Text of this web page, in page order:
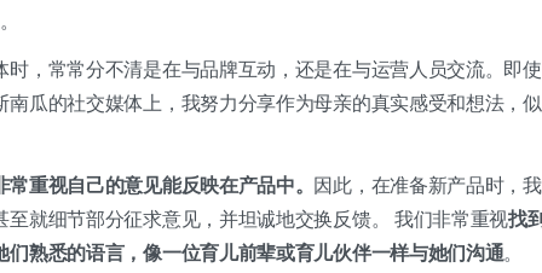
。
时，常常分不清是在与品牌互动，还是在与运营人员交流。即
南瓜的社交媒体上，我努力分享作为母亲的真实感受和想法，
重视自己的意见能反映在产品中。 因此，在准备新产品时，
至就细节部分征求意见，并坦诚地交换反馈。 我们非常重视找
们熟悉的语言，像一位育儿前辈或育儿伙伴一样与她们沟通。